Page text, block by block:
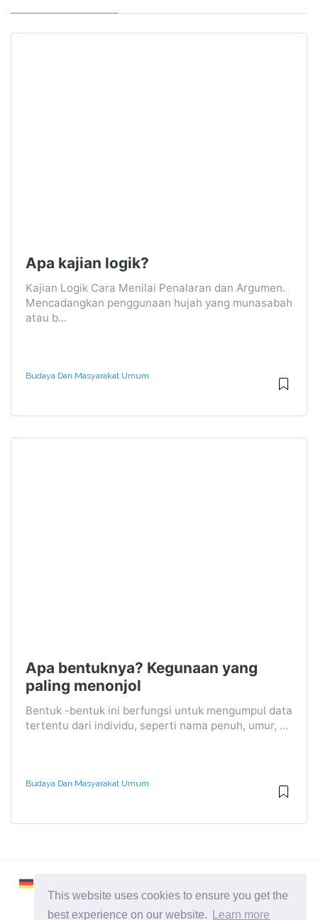
This website uses cookies to ensure you get the
best experience on our website.
Learn more
Apa kajian logik?
Kajian Logik Cara Menilai Penalaran dan Argumen.
Mencadangkan penggunaan hujah yang munasabah
atau b...
Budaya Dan Masyarakat Umum
Apa bentuknya? Kegunaan yang
paling menonjol
Bentuk -bentuk ini berfungsi untuk mengumpul data
tertentu dari individu, seperti nama penuh, umur, ...
Budaya Dan Masyarakat Umum